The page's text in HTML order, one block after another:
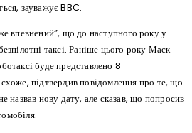
зауважує BBC.
впевнений”, що до наступного року у
таксі. Раніше цього року Маск
буде представлено 8
підтвердив повідомлення про те, що
назвав нову дату, але сказав, що попросив